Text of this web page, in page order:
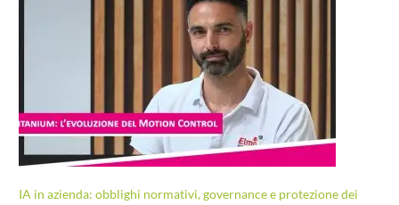
IA in azienda: obblighi normativi, governance e protezione dei